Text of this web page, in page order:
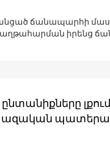
ճանապարհի
ու գտել հաղթահարման